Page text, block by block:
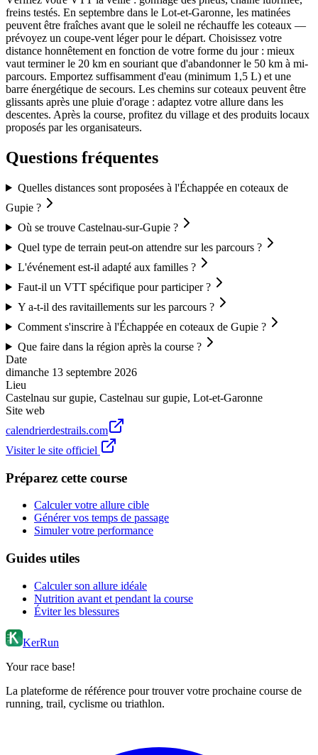
freins testés. En septembre dans le Lot-et-Garonne, les matinées
peuvent être fraîches avant que le soleil ne réchauffe les coteaux —
prévoyez un coupe-vent léger pour le départ. Choisissez votre
distance honnêtement en fonction de votre forme du jour : mieux
vaut terminer le 20 km en souriant que d'abandonner le 50 km à mi-
parcours. Emportez suffisamment d'eau (minimum 1,5 L) et une
barre énergétique de secours. Les chemins sur coteaux peuvent être
glissants après une pluie d'orage : adaptez votre allure dans les
descentes. Après la course, profitez du village et des produits locaux
proposés par les organisateurs.
Questions fréquentes
Quelles distances sont proposées à l'Échappée en coteaux de
Gupie ?
Où se trouve Castelnau-sur-Gupie ?
Quel type de terrain peut-on attendre sur les parcours ?
L'événement est-il adapté aux familles ?
Faut-il un VTT spécifique pour participer ?
Y a-t-il des ravitaillements sur les parcours ?
Comment s'inscrire à l'Échappée en coteaux de Gupie ?
Que faire dans la région après la course ?
Date
dimanche 13 septembre 2026
Lieu
Castelnau sur gupie, Castelnau sur gupie, Lot-et-Garonne
Site web
calendrierdestrails.com
Visiter le site officiel
Préparez cette course
Calculer votre allure cible
Générer vos temps de passage
Simuler votre performance
Guides utiles
Calculer son allure idéale
Nutrition avant et pendant la course
Éviter les blessures
KerRun
Your race base!
La plateforme de référence pour trouver votre prochaine course de
running, trail, cyclisme ou triathlon.